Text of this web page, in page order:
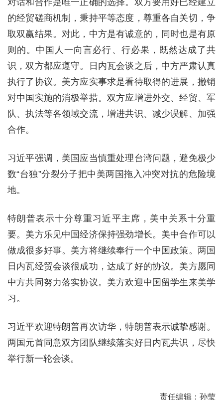
对话和合作是唯一正确的选择。双方要用好已经建立
的经贸磋商机制，秉持平等态度，尊重各自关切，争
取双赢结果。对此，中方是有诚意的，同时也是有原
则的。中国人一向言必行、行必果，既然达成了共
识，双方都应遵守。日内瓦会谈之后，中方严肃认真
执行了协议。美方应实事求是看待取得的进展，撤销
对中国实施的消极举措。双方应增进外交、经贸、军
队、执法等各领域交流，增进共识、减少误解、加强
合作。
习近平强调，美国应当慎重处理台湾问题，避免极少
数“台独”分裂分子把中美两国拖入冲突对抗的危险境
地。
特朗普表示十分尊重习近平主席，美中关系十分重
要。美方乐见中国经济保持强劲增长。美中合作可以
做成很多好事。美方将继续奉行一个中国政策。两国
日内瓦经贸会谈很成功，达成了好的协议。美方愿同
中方共同努力落实协议。美方欢迎中国留学生来美学
习。
习近平欢迎特朗普再次访华，特朗普表示诚挚感谢。
两国元首同意双方团队继续落实好日内瓦共识，尽快
举行新一轮会谈。
责任编辑：孙莹